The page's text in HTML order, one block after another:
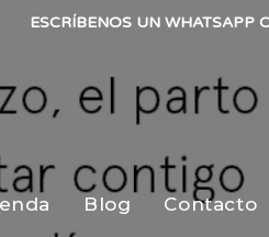
ESCRÍBENOS UN WHATSAPP
Blog Contacto